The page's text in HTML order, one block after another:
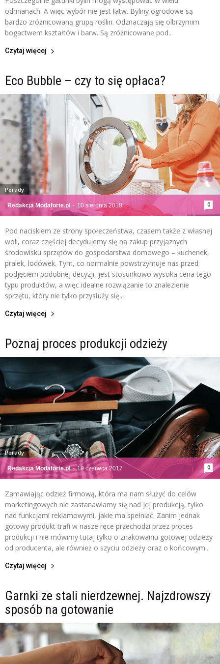
odmianach. A więc wybór nie jest łatw. Byliny ogrodowe są
bardzo zróżnicowaną grupą roślin. Odznaczają się olbrzymim
bogactwem kształtów i barw. Są zróżnicowane pod...
Czytaj więcej
Eco Bubble – czy to się opłaca?
Redakcja Modaforte.pl - 10 sierpnia 2018 0
Porady
Pod naciskiem ze strony społeczeństwa, czasem także z własnej
woli, coraz częściej decydujemy się na zakup przyjaznych
środowisku sprzętów do gospodarstwa domowego – kuchenek,
pralek, lodówek. Tym, co normalnie powstrzymuje nas przed
podjęciem podobnej decyzji, jest stosunkowo wysoka cena tego
typu produktów, a więc idealne rozwiązanie to znalezienie
sprzętu, który nie tylko przysłuży się...
Czytaj więcej
Poznaj proces produkcji odzieży
Redakcja Modaforte.pl - 19 czerwca 2017 0
Porady
Zamawiając odzież firmową, która ma nam służyć do celów
marketingowych nie zastanawiamy się nad jej produkcją, tylko
nad funkcjami reklamowymi, jakie ma spełniać. Zanim jednak
gotowy produkt trafi w nasze ręce przechodzi przez proces
produkcji i nie mówimy tutaj tylko o znakowaniu gotowej odzieży
od producenta, ale również o szyciu odzieży oraz o końcowym...
Czytaj więcej
Garnki ze stali nierdzewnej. Najzdrowszy
sposób na gotowanie